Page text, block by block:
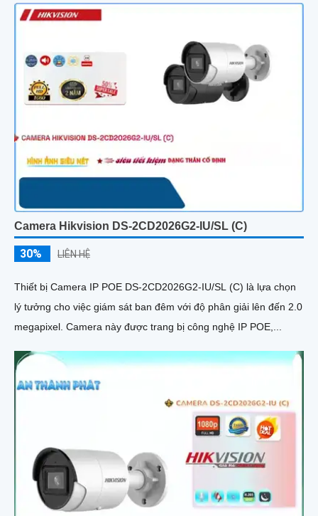
Camera Hikvision DS-2CD2026G2-IU/SL (C)
30% LIÊN HỆ
Thiết bị Camera IP POE DS-2CD2026G2-IU/SL (C) là lựa chọn
lý tưởng cho việc giám sát ban đêm với độ phân giải lên đến 2.0
megapixel. Camera này được trang bị công nghệ IP POE,...